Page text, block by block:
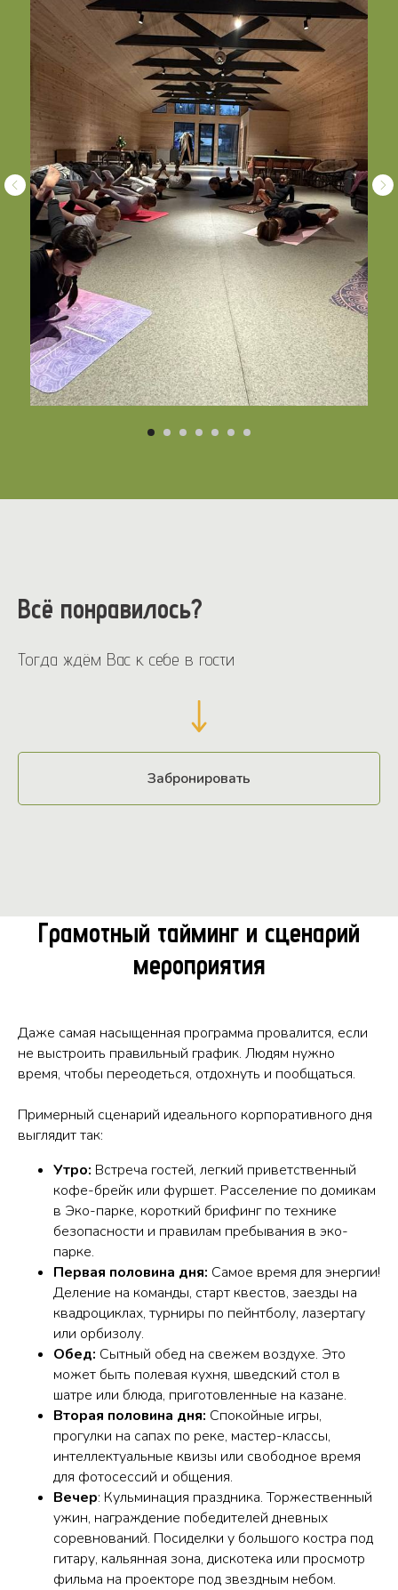
Всё понравилось?
Тогда ждём Вас к себе в гости
Забронировать
Грамотный тайминг и сценарий
мероприятия
Даже самая насыщенная программа провалится, если
не выстроить правильный график. Людям нужно
время, чтобы переодеться, отдохнуть и пообщаться.
Примерный сценарий идеального корпоративного дня
выглядит так:
Утро: Встреча гостей, легкий приветственный
кофе-брейк или фуршет. Расселение по домикам
в Эко-парке, короткий брифинг по технике
безопасности и правилам пребывания в эко-
парке.
Первая половина дня: Самое время для энергии!
Деление на команды, старт квестов, заезды на
квадроциклах, турниры по пейнтболу, лазертагу
или орбизолу.
Обед: Сытный обед на свежем воздухе. Это
может быть полевая кухня, шведский стол в
шатре или блюда, приготовленные на казане.
Вторая половина дня: Спокойные игры,
прогулки на сапах по реке, мастер-классы,
интеллектуальные квизы или свободное время
для фотосессий и общения.
Вечер: Кульминация праздника. Торжественный
ужин, награждение победителей дневных
соревнований. Посиделки у большого костра под
гитару, кальянная зона, дискотека или просмотр
фильма на проекторе под звездным небом.